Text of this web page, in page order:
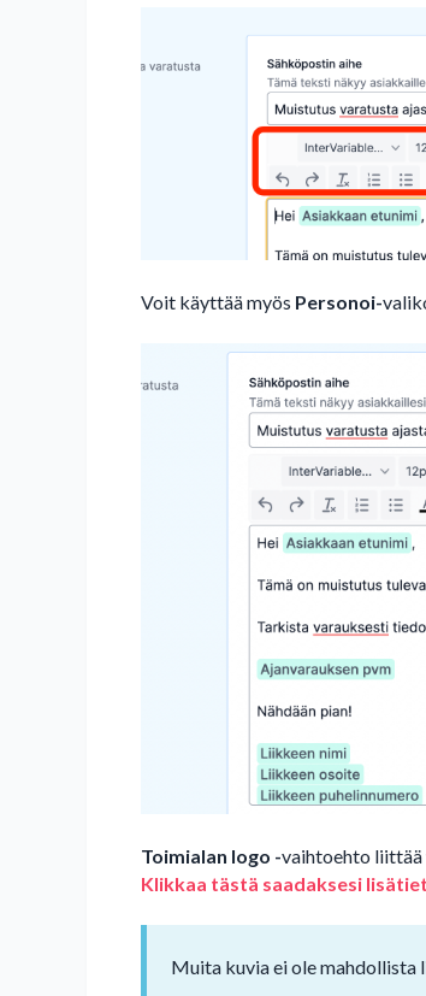
Voit käyttää myös Personoi-
Toimialan logo -vaihtoehto liittää
Klikkaa tästä saadaksesi
Muita kuvia ei ole mahdollista